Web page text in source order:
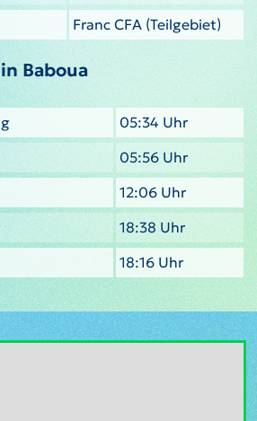
Franc CFA (Teilgebiet)
Baboua
05:34 Uhr
05:56 Uhr
12:06 Uhr
18:38 Uhr
18:16 Uhr